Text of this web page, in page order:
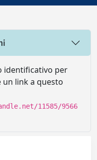
identificativo per
un link a questo
11585/9566